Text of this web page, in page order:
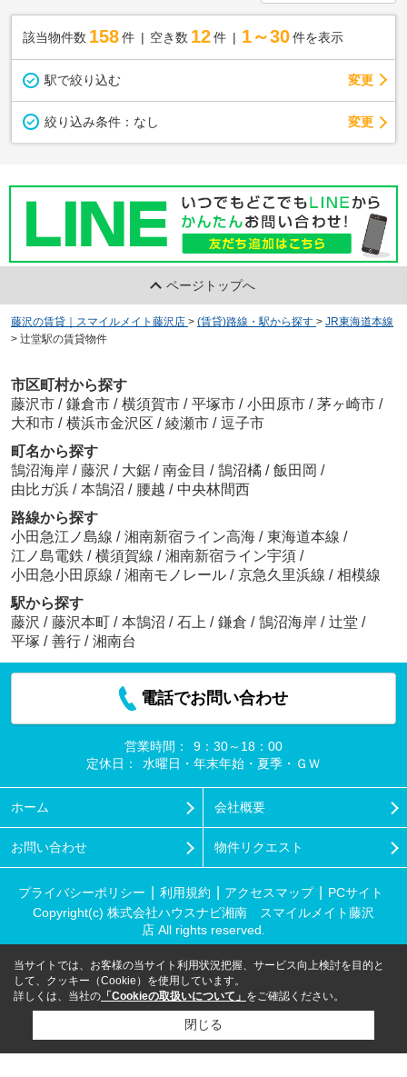
該当物件数 158件 空き数 12 件 1～30 件を表示
駅で絞り込む 変更
絞り込み条件： なし 変更
ページトップへ
藤沢の賃貸｜スマイルメイト藤沢店 > (賃貸)路線・駅から探す > JR東海道本線
> 辻堂駅の賃貸物件
市区町村から探す
藤沢市 / 鎌倉市 / 横須賀市 / 平塚市 / 小田原市 / 茅ヶ崎市 /
大和市 / 横浜市金沢区 / 綾瀬市 / 逗子市
町名から探す
鵠沼海岸 / 藤沢 / 大鋸 / 南金目 / 鵠沼橘 / 飯田岡 /
由比ガ浜 / 本鵠沼 / 腰越 / 中央林間西
路線から探す
小田急江ノ島線 / 湘南新宿ライン高海 / 東海道本線 /
江ノ島電鉄 / 横須賀線 / 湘南新宿ライン宇須 /
小田急小田原線 / 湘南モノレール / 京急久里浜線 / 相模線
駅から探す
藤沢 / 藤沢本町 / 本鵠沼 / 石上 / 鎌倉 / 鵠沼海岸 / 辻堂 /
平塚 / 善行 / 湘南台
電話でお問い合わせ
営業時間：
9：30～18：00
定休日：
水曜日・年末年始・夏季・ＧＷ
ホーム 会社概要
お問い合わせ 物件リクエスト
プライバシーポリシー 利用規約 アクセスマップ
PCサイト
Copyright(c) 株式会社ハウスナビ湘南 スマイルメイト藤沢
店 All rights reserved.
当サイトでは、お客様の当サイト利用状況把握、サービス向上検討を目的と
して、クッキー（Cookie）を使用しています。
詳しくは、当社の 「Cookieの取扱いについて」 をご確認ください。
閉じる